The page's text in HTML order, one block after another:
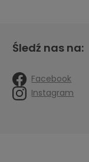
Śledź nas na:
Facebook
Instagram